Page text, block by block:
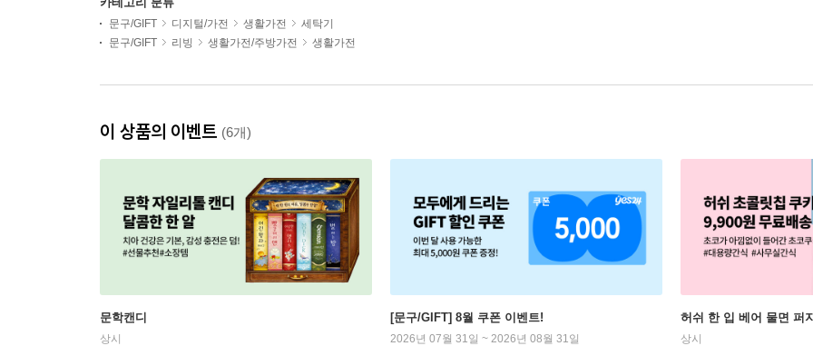
문구/GIFT 디지털/가전 생활가전
세탁기
문구/GIFT
리빙 생활가전/주방가전 생활가전
이 상품의 이벤트 (6개)
문학캔디
상시
[문구/GIFT] 8월 쿠폰 이벤트!
2026년 07월 31일 ~ 2026년 08월 31일
허쉬 한 입 베어 물면 퍼
상시